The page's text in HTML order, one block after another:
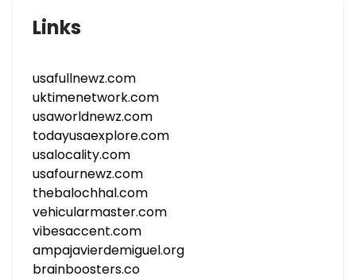
Links
usafullnewz.com
uktimenetwork.com
usaworldnewz.com
todayusaexplore.com
usalocality.com
usafournewz.com
thebalochhal.com
vehicularmaster.com
vibesaccent.com
ampajavierdemiguel.org
brainboosters.co